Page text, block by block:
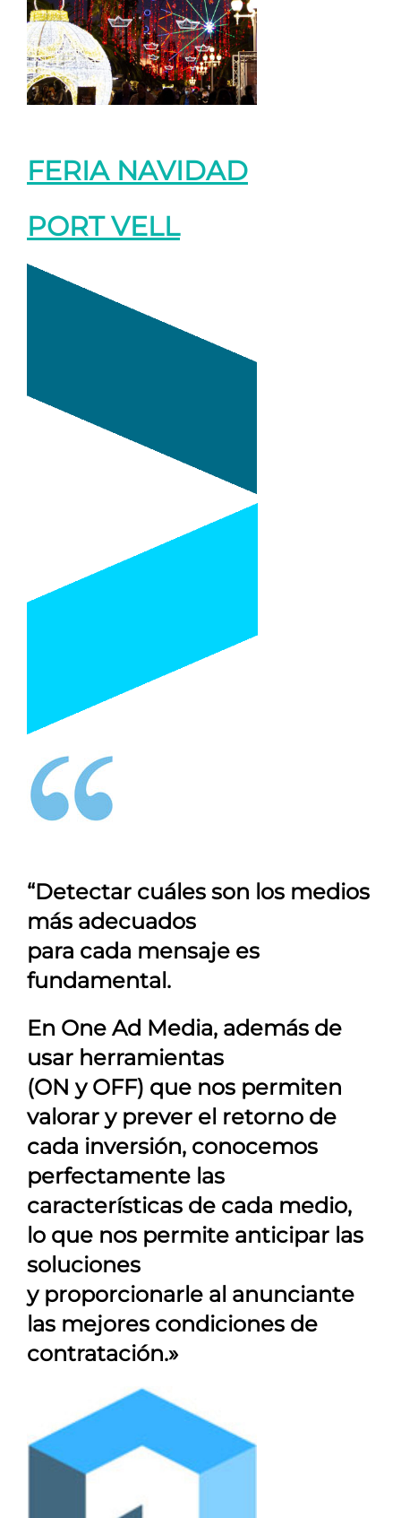
FERIA NAVIDAD
PORT VELL
“Detectar cuáles son los medios
más adecuados
para cada mensaje es
fundamental.
En One Ad Media, además de
usar herramientas
(ON y OFF) que nos permiten
valorar y prever el retorno de
cada inversión, conocemos
perfectamente las
características de cada medio,
lo que nos permite anticipar las
soluciones
y proporcionarle al anunciante
las mejores condiciones de
contratación.»